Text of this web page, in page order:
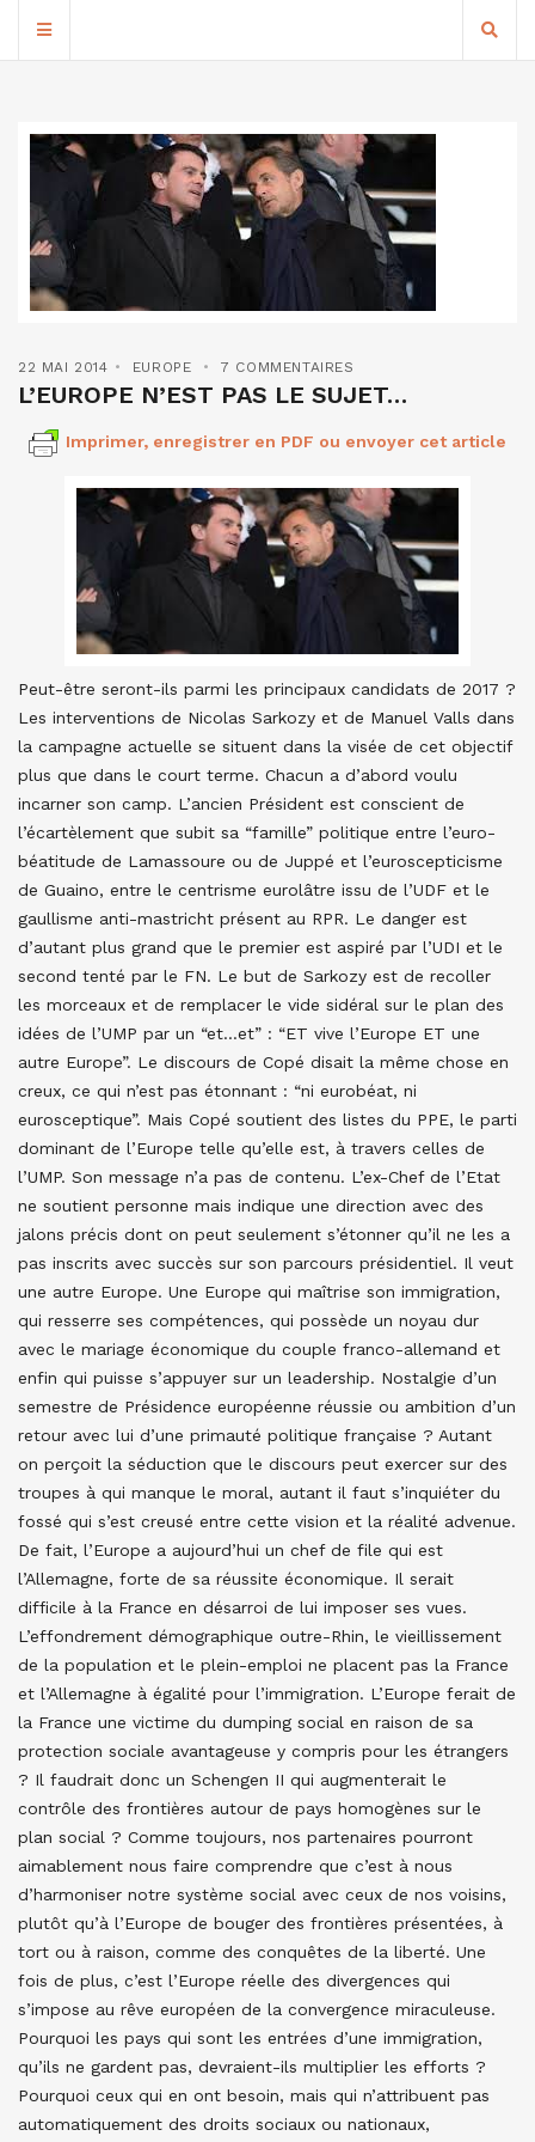
22 MAI 2014 EUROPE 7 COMMENTAIRES
L’EUROPE N’EST PAS LE SUJET…
Imprimer, enregistrer en PDF ou envoyer cet article
Peut-être seront-ils parmi les principaux candidats de 2017 ?
Les interventions de Nicolas Sarkozy et de Manuel Valls dans
la campagne actuelle se situent dans la visée de cet objectif
plus que dans le court terme. Chacun a d’abord voulu
incarner son camp. L’ancien Président est conscient de
l’écartèlement que subit sa “famille” politique entre l’euro-
béatitude de Lamassoure ou de Juppé et l’euroscepticisme
de Guaino, entre le centrisme eurolâtre issu de l’UDF et le
gaullisme anti-mastricht présent au RPR. Le danger est
d’autant plus grand que le premier est aspiré par l’UDI et le
second tenté par le FN. Le but de Sarkozy est de recoller
les morceaux et de remplacer le vide sidéral sur le plan des
idées de l’UMP par un “et…et” : “ET vive l’Europe ET une
autre Europe”. Le discours de Copé disait la même chose en
creux, ce qui n’est pas étonnant : “ni eurobéat, ni
eurosceptique”. Mais Copé soutient des listes du PPE, le parti
dominant de l’Europe telle qu’elle est, à travers celles de
l’UMP. Son message n’a pas de contenu. L’ex-Chef de l’Etat
ne soutient personne mais indique une direction avec des
jalons précis dont on peut seulement s’étonner qu’il ne les a
pas inscrits avec succès sur son parcours présidentiel. Il veut
une autre Europe. Une Europe qui maîtrise son immigration,
qui resserre ses compétences, qui possède un noyau dur
avec le mariage économique du couple franco-allemand et
enfin qui puisse s’appuyer sur un leadership. Nostalgie d’un
semestre de Présidence européenne réussie ou ambition d’un
retour avec lui d’une primauté politique française ? Autant
on perçoit la séduction que le discours peut exercer sur des
troupes à qui manque le moral, autant il faut s’inquiéter du
fossé qui s’est creusé entre cette vision et la réalité advenue.
De fait, l’Europe a aujourd’hui un chef de file qui est
l’Allemagne, forte de sa réussite économique. Il serait
difficile à la France en désarroi de lui imposer ses vues.
L’effondrement démographique outre-Rhin, le vieillissement
de la population et le plein-emploi ne placent pas la France
et l’Allemagne à égalité pour l’immigration. L’Europe ferait de
la France une victime du dumping social en raison de sa
protection sociale avantageuse y compris pour les étrangers
? Il faudrait donc un Schengen II qui augmenterait le
contrôle des frontières autour de pays homogènes sur le
plan social ? Comme toujours, nos partenaires pourront
aimablement nous faire comprendre que c’est à nous
d’harmoniser notre système social avec ceux de nos voisins,
plutôt qu’à l’Europe de bouger des frontières présentées, à
tort ou à raison, comme des conquêtes de la liberté. Une
fois de plus, c’est l’Europe réelle des divergences qui
s’impose au rêve européen de la convergence miraculeuse.
Pourquoi les pays qui sont les entrées d’une immigration,
qu’ils ne gardent pas, devraient-ils multiplier les efforts ?
Pourquoi ceux qui en ont besoin, mais qui n’attribuent pas
automatiquement des droits sociaux ou nationaux,